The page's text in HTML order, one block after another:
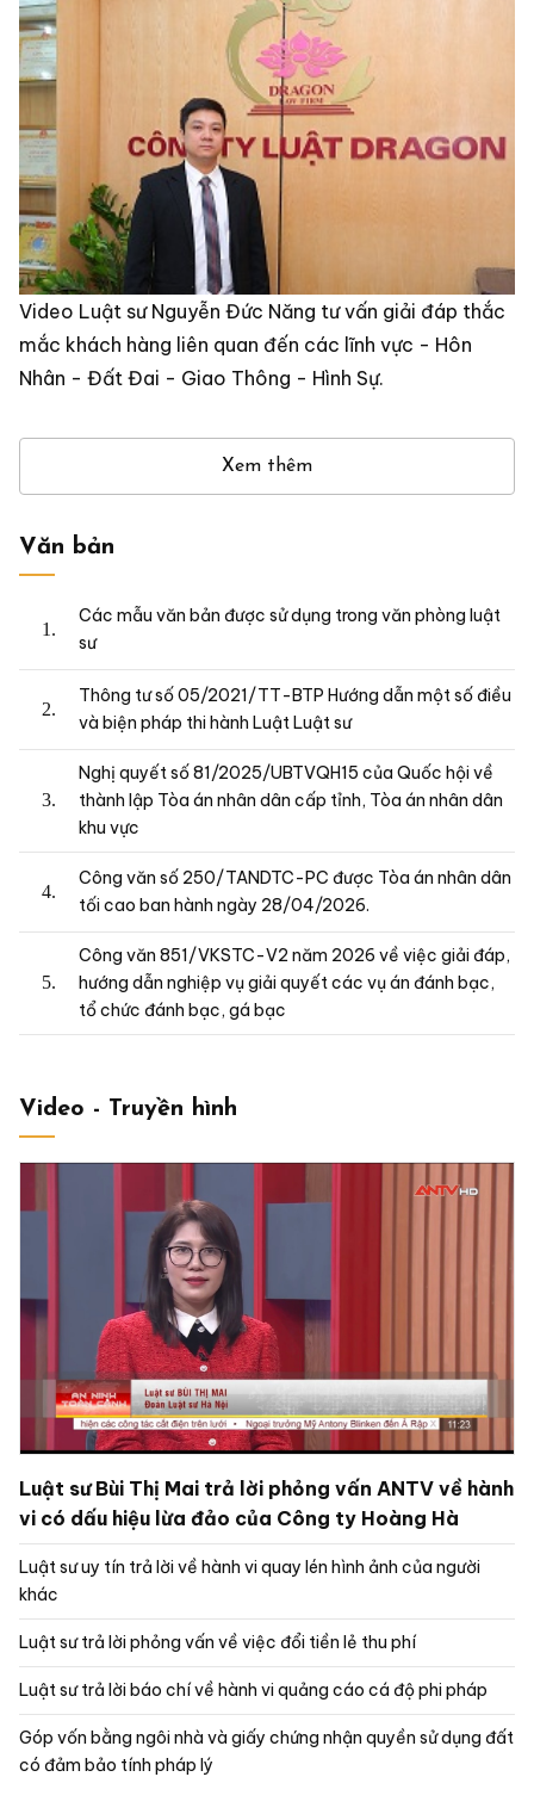
Video Luật sư Nguyễn Đức Năng tư vấn giải đáp thắc
mắc khách hàng liên quan đến các lĩnh vực - Hôn
Nhân - Đất Đai - Giao Thông - Hình Sự.
Xem thêm
Văn bản
Các mẫu văn bản được sử dụng trong văn phòng luật
sư
Thông tư số 05/2021/TT-BTP Hướng dẫn một số điều
và biện pháp thi hành Luật Luật sư
Nghị quyết số 81/2025/UBTVQH15 của Quốc hội về
thành lập Tòa án nhân dân cấp tỉnh, Tòa án nhân dân
khu vực
Công văn số 250/TANDTC-PC được Tòa án nhân dân
tối cao ban hành ngày 28/04/2026.
Công văn 851/VKSTC-V2 năm 2026 về việc giải đáp,
hướng dẫn nghiệp vụ giải quyết các vụ án đánh bạc,
tổ chức đánh bạc, gá bạc
Video - Truyền hình
Luật sư Bùi Thị Mai trả lời phỏng vấn ANTV về hành
vi có dấu hiệu lừa đảo của Công ty Hoàng Hà
Luật sư uy tín trả lời về hành vi quay lén hình ảnh của người
khác
Luật sư trả lời phỏng vấn về việc đổi tiền lẻ thu phí
Luật sư trả lời báo chí về hành vi quảng cáo cá độ phi pháp
Góp vốn bằng ngôi nhà và giấy chứng nhận quyền sử dụng đất
có đảm bảo tính pháp lý